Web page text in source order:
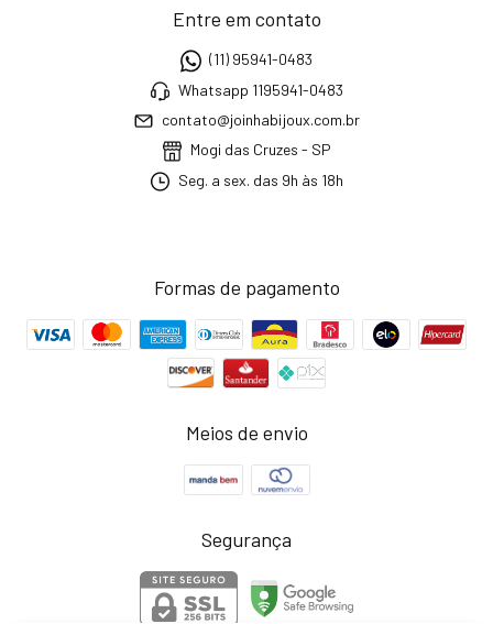
Entre em contato
(11) 95941-0483
Whatsapp 1195941-0483
contato@joinhabijoux.com.br
Mogi das Cruzes - SP
Seg. a sex. das 9h às 18h
Formas de pagamento
Meios de envio
Segurança